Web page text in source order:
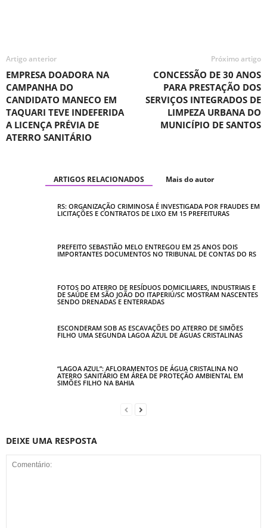
Artigo anterior
EMPRESA DOADORA NA
CAMPANHA DO
CANDIDATO MANECO EM
TAQUARI TEVE INDEFERIDA
A LICENÇA PRÉVIA DE
ATERRO SANITÁRIO
Próximo artigo
CONCESSÃO DE 30 ANOS
PARA PRESTAÇÃO DOS
SERVIÇOS INTEGRADOS DE
LIMPEZA URBANA DO
MUNICÍPIO DE SANTOS
ARTIGOS RELACIONADOS Mais do autor
RS: ORGANIZAÇÃO CRIMINOSA É INVESTIGADA POR FRAUDES EM
LICITAÇÕES E CONTRATOS DE LIXO EM 15 PREFEITURAS
PREFEITO SEBASTIÃO MELO ENTREGOU EM 25 ANOS DOIS
IMPORTANTES DOCUMENTOS NO TRIBUNAL DE CONTAS DO RS
FOTOS DO ATERRO DE RESÍDUOS DOMICILIARES, INDUSTRIAIS E
DE SAÚDE EM SÃO JOÃO DO ITAPERIÚ/SC MOSTRAM NASCENTES
SENDO DRENADAS E ENTERRADAS
ESCONDERAM SOB AS ESCAVAÇÕES DO ATERRO DE SIMÕES
FILHO UMA SEGUNDA LAGOA AZUL DE ÁGUAS CRISTALINAS
“LAGOA AZUL”: AFLORAMENTOS DE ÁGUA CRISTALINA NO
ATERRO SANITÁRIO EM ÁREA DE PROTEÇÃO AMBIENTAL EM
SIMÕES FILHO NA BAHIA
DEIXE UMA RESPOSTA